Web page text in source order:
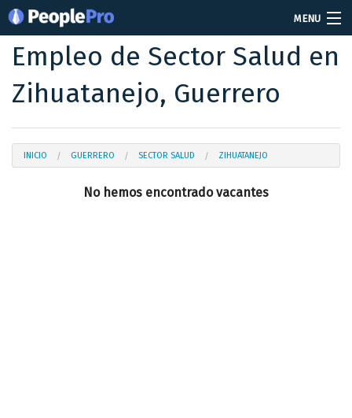
MENU
Soy reclutador
Precios
Iniciar sesión
Crear cuenta
Empleo de Sector Salud en
Zihuatanejo, Guerrero
INICIO GUERRERO SECTOR SALUD ZIHUATANEJO
No hemos encontrado vacantes